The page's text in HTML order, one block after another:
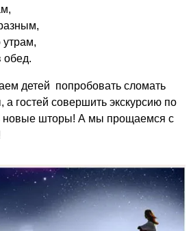
утрам,
обед.
детей попробовать сломать
а гостей совершить экскурсию по
новые шторы! А мы прощаемся с